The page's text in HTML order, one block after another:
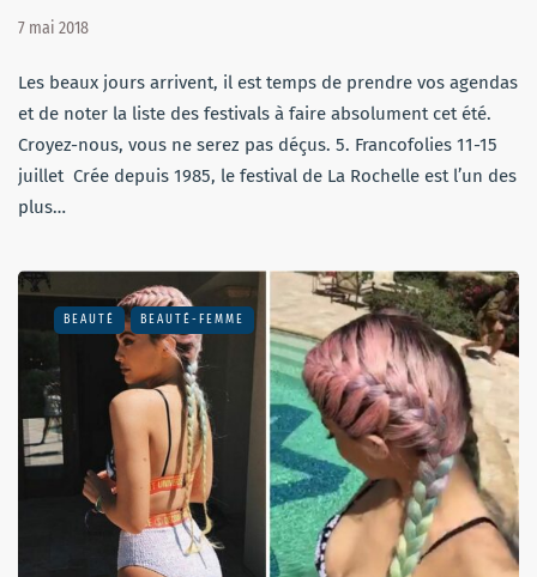
7 mai 2018
Les beaux jours arrivent, il est temps de prendre vos agendas
et de noter la liste des festivals à faire absolument cet été.
Croyez-nous, vous ne serez pas déçus. 5. Francofolies 11-15
juillet Crée depuis 1985, le festival de La Rochelle est l’un des
plus…
BEAUTÉ BEAUTÉ-FEMME